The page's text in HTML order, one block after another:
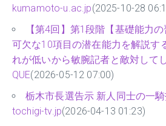
kumamoto-u.ac.jp(2025-10-28
【第4回】第1段階【基礎能力
可欠な10項目の潜在能力を解説
れが低いから敏腕記者と敵対して
QUE(2026-05-12 07:00)
栃木市長選告示 新人同士の一
tochigi-tv.jp(2026-04-13 01:23)